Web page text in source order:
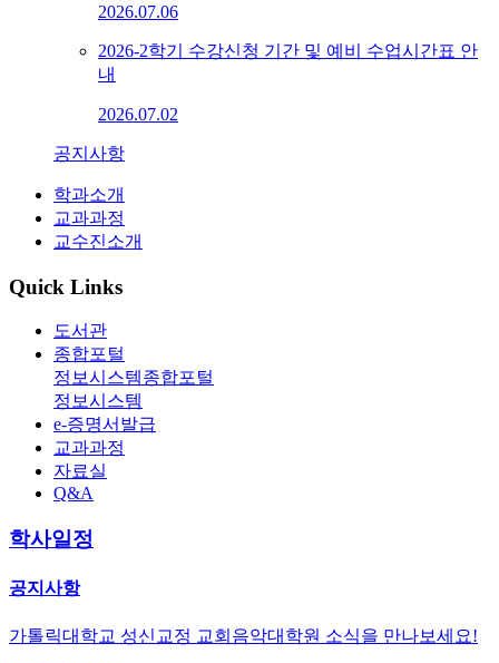
2026.07.06
2026-2학기 수강신청 기간 및 예비 수업시간표 안
내
2026.07.02
공지사항
학과소개
교과과정
교수진소개
Quick Links
도서관
종합포털
정보시스템종합포털
정보시스템
e-증명서발급
교과과정
자료실
Q&A
학사일정
공지사항
가톨릭대학교 성신교정 교회음악대학원 소식을 만나보세요!